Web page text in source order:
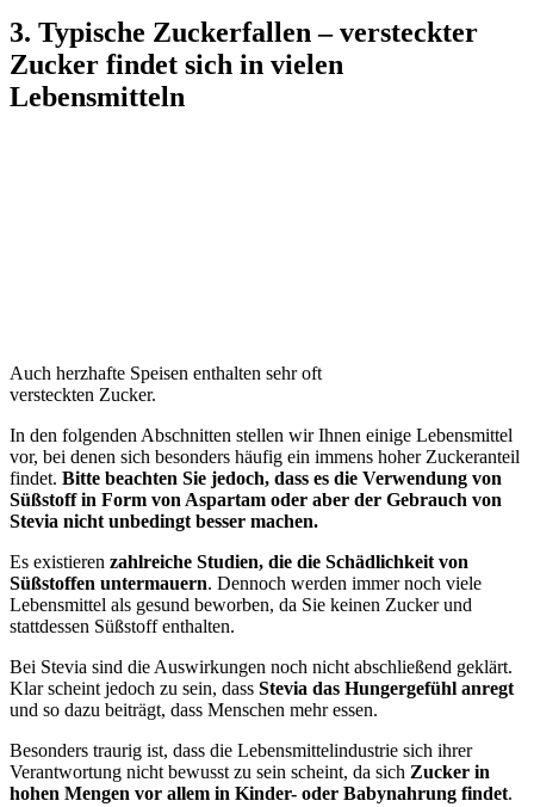
3. Typische Zuckerfallen – versteckter
Zucker findet sich in vielen
Lebensmitteln
Auch herzhafte Speisen enthalten sehr oft
versteckten Zucker.
In den folgenden Abschnitten stellen wir Ihnen einige Lebensmittel
vor, bei denen sich besonders häufig ein immens hoher Zuckeranteil
findet. Bitte beachten Sie jedoch, dass es die Verwendung von
Süßstoff in Form von Aspartam oder aber der Gebrauch von
Stevia nicht unbedingt besser machen.
Es existieren zahlreiche Studien, die die Schädlichkeit von
Süßstoffen untermauern. Dennoch werden immer noch viele
Lebensmittel als gesund beworben, da Sie keinen Zucker und
stattdessen Süßstoff enthalten.
Bei Stevia sind die Auswirkungen noch nicht abschließend geklärt.
Klar scheint jedoch zu sein, dass Stevia das Hungergefühl anregt
und so dazu beiträgt, dass Menschen mehr essen.
Besonders traurig ist, dass die Lebensmittelindustrie sich ihrer
Verantwortung nicht bewusst zu sein scheint, da sich Zucker in
hohen Mengen vor allem in Kinder- oder Babynahrung findet.